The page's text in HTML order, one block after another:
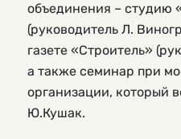
объединения – студию
(руководитель Л.
газете «Строитель»
а также семинар при
организации, который
Ю.Кушак.